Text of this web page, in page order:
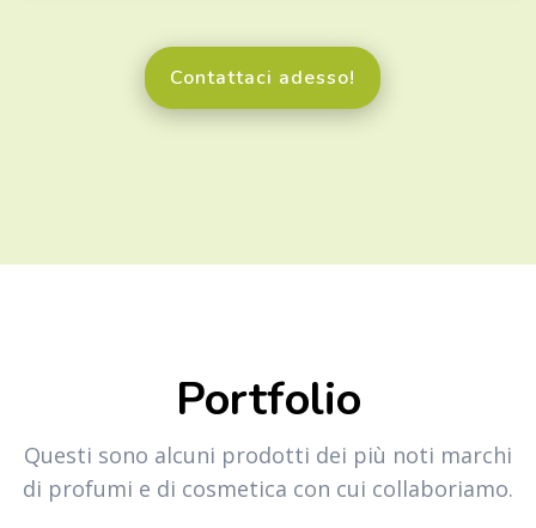
Contattaci adesso!
Portfolio
Questi sono alcuni prodotti dei più noti marchi
di profumi e di cosmetica con cui collaboriamo.